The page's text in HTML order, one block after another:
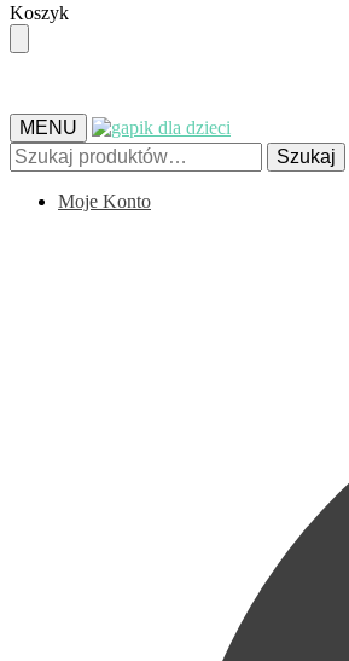
Skip
to
navigation
Skip
to
content
Koszyk
MENU
Szukaj:
Szukaj
Moje Konto